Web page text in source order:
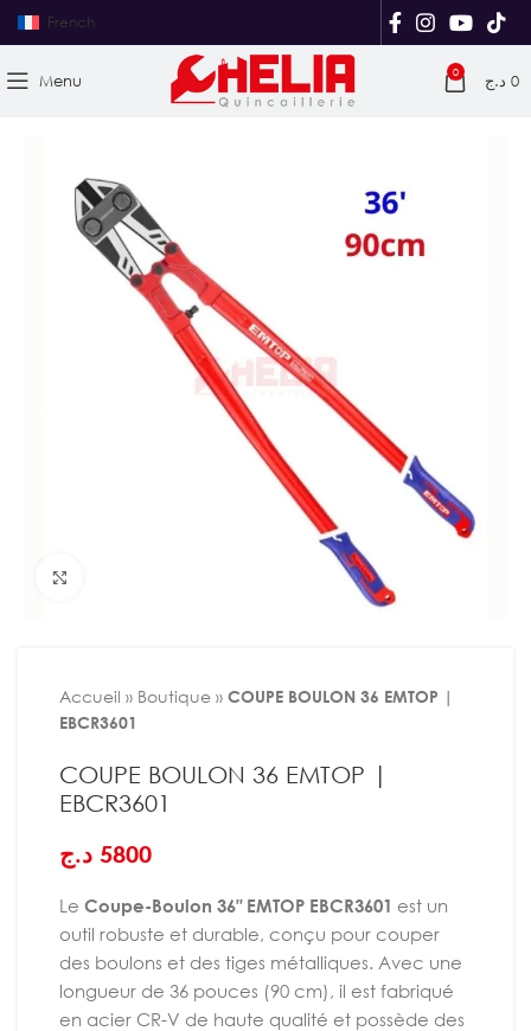
French
Menu 0 0 د.ج
Accueil » Boutique » COUPE BOULON 36 EMTOP |
EBCR3601
COUPE BOULON 36 EMTOP |
EBCR3601
5800 د.ج
Le Coupe-Boulon 36″ EMTOP EBCR3601 est un
outil robuste et durable, conçu pour couper
des boulons et des tiges métalliques. Avec une
longueur de 36 pouces (90 cm), il est fabriqué
en acier CR-V de haute qualité et possède des